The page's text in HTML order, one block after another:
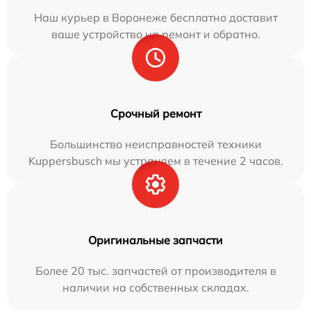
Наш курьер в Воронеже бесплатно доставит
ваше устройство на ремонт и обратно.
Срочный ремонт
Большинство неисправностей техники
Kuppersbusch мы устраняем в течение 2 часов.
Оригинальные запчасти
Более 20 тыс. запчастей от производителя в
наличии на собственных складах.